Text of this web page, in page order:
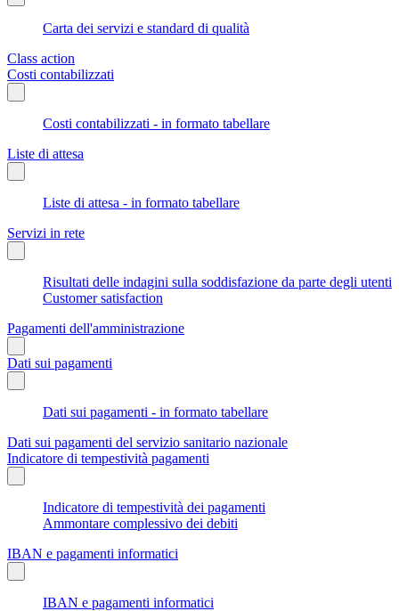
Carta dei servizi e standard di qualità
Class action
Costi contabilizzati
Costi contabilizzati - in formato tabellare
Liste di attesa
Liste di attesa - in formato tabellare
Servizi in rete
Risultati delle indagini sulla soddisfazione da parte degli utenti
Customer satisfaction
Pagamenti dell'amministrazione
Dati sui pagamenti
Dati sui pagamenti - in formato tabellare
Dati sui pagamenti del servizio sanitario nazionale
Indicatore di tempestività pagamenti
Indicatore di tempestività dei pagamenti
Ammontare complessivo dei debiti
IBAN e pagamenti informatici
IBAN e pagamenti informatici